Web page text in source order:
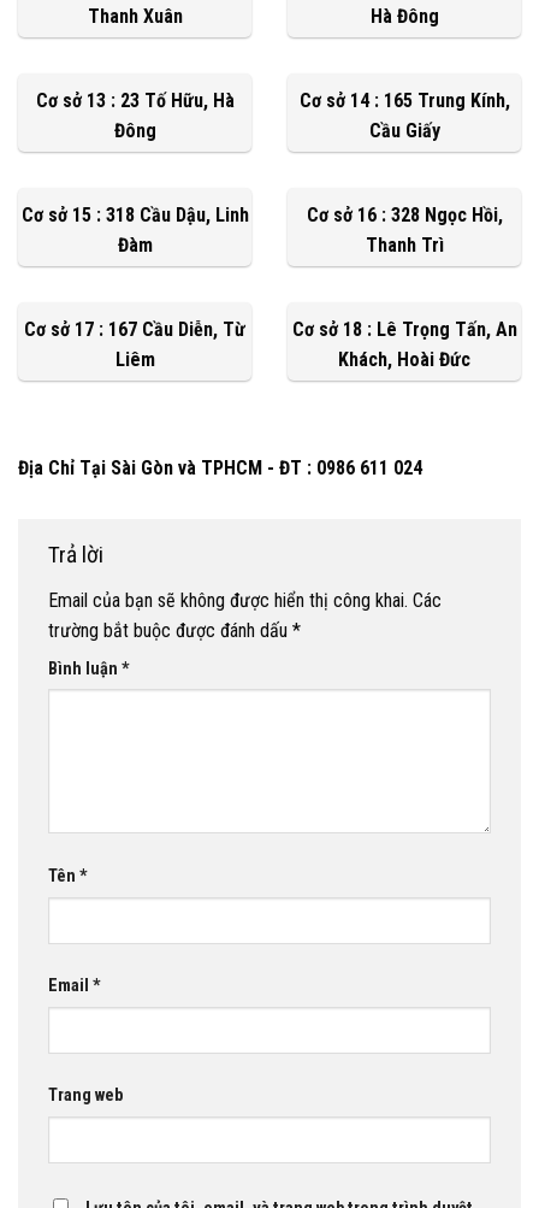
Thanh Xuân
Hà Đông
Cơ sở 13 : 23 Tố Hữu, Hà
Đông
Cơ sở 14 : 165 Trung Kính,
Cầu Giấy
Cơ sở 15 : 318 Cầu Dậu, Linh
Đàm
Cơ sở 16 : 328 Ngọc Hồi,
Thanh Trì
Cơ sở 17 : 167 Cầu Diễn, Từ
Liêm
Cơ sở 18 : Lê Trọng Tấn, An
Khách, Hoài Đức
Địa Chỉ Tại Sài Gòn và TPHCM - ĐT : 0986 611 024
Trả lời
Email của bạn sẽ không được hiển thị công khai. Các
trường bắt buộc được đánh dấu *
Bình luận *
Tên *
Email *
Trang web